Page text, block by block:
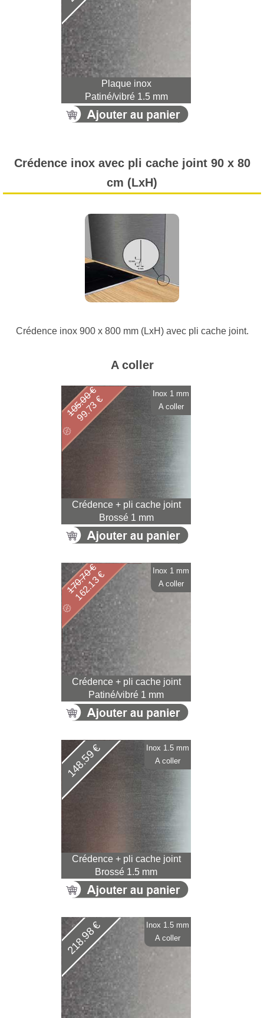
Plaque inox
Patiné/vibré 1.5 mm
Crédence inox avec pli cache joint 90 x 80
cm (LxH)
Crédence inox 900 x 800 mm (LxH) avec pli cache joint.
A coller
Crédence + pli cache joint
Brossé 1 mm
99.73 €
105.00 €
Inox 1 mm
A coller
Crédence + pli cache joint
Patiné/vibré 1 mm
162.13 €
170.70 €
Inox 1 mm
A coller
Crédence + pli cache joint
Brossé 1.5 mm
148.59 €
Inox 1.5 mm
A coller
218.98 €
Inox 1.5 mm
A coller